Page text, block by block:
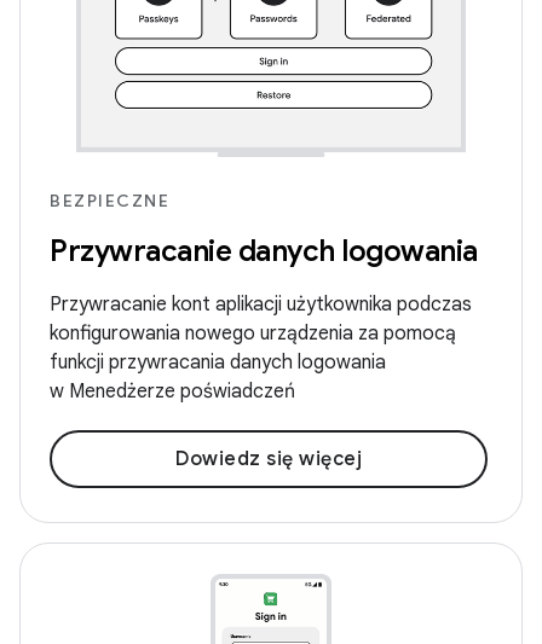
BEZPIECZNE
Przywracanie danych logowania
Przywracanie kont aplikacji użytkownika podczas
konfigurowania nowego urządzenia za pomocą
funkcji przywracania danych logowania
w Menedżerze poświadczeń
Dowiedz się więcej